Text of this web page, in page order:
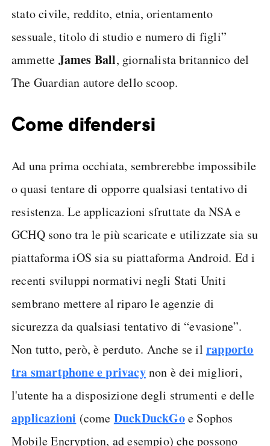
stato civile, reddito, etnia, orientamento
sessuale, titolo di studio e numero di figli”
ammette James Ball, giornalista britannico del
The Guardian autore dello scoop.
Come difendersi
Ad una prima occhiata, sembrerebbe impossibile
o quasi tentare di opporre qualsiasi tentativo di
resistenza. Le applicazioni sfruttate da NSA e
GCHQ sono tra le più scaricate e utilizzate sia su
piattaforma iOS sia su piattaforma Android. Ed i
recenti sviluppi normativi negli Stati Uniti
sembrano mettere al riparo le agenzie di
sicurezza da qualsiasi tentativo di “evasione”.
Non tutto, però, è perduto. Anche se ilrapporto
tra smartphone e privacynon è dei migliori,
l'utente ha a disposizione degli strumenti e delle
applicazioni (come DuckDuckGoe Sophos
Mobile Encryption, ad esempio) che possono